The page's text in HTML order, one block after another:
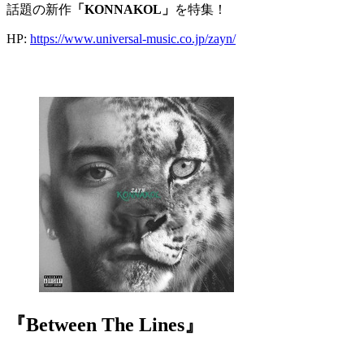
話題の新作 「KONNAKOL」 を特集！
HP: https://www.universal-music.co.jp/zayn/
『Between The Lines』